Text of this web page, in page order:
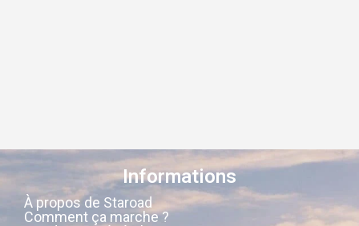
Informations
À propos de Staroad
Comment ça marche ?